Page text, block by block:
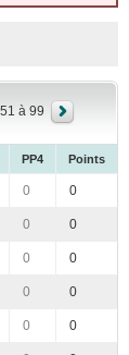
51 à 99
PP4 Points
0 0
0 0
0 0
0 0
0 0